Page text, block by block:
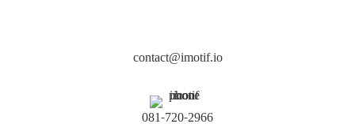
contact@imotif.io
081-720-2966